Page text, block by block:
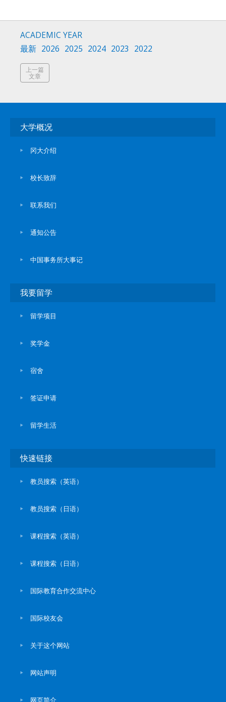
ACADEMIC YEAR
最新 2026 2025 2024 2023 2022
上一篇
文章
大学概况
冈大介绍
校长致辞
联系我们
通知公告
中国事务所大事记
我要留学
留学项目
奖学金
宿舍
签证申请
留学生活
快速链接
教员搜索（英语）
教员搜索（日语）
课程搜索（英语）
课程搜索（日语）
国际教育合作交流中心
国际校友会
关于这个网站
网站声明
网页简介